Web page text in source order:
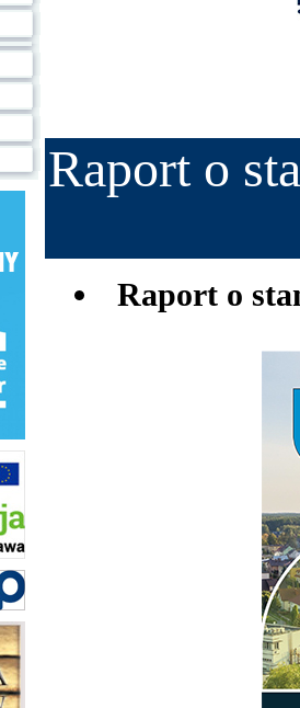
Raport o
Raport o